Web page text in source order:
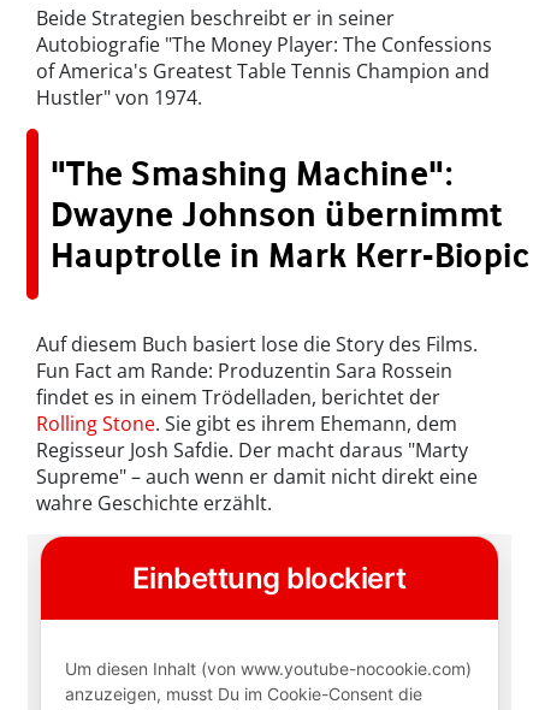
Beide Strategien beschreibt er in seiner
Autobiografie "The Money Player: The Confessions
of America's Greatest Table Tennis Champion and
Hustler" von 1974.
"The Smashing Machine":
Dwayne Johnson übernimmt
Hauptrolle in Mark Kerr-Biopic
Auf diesem Buch basiert lose die Story des Films.
Fun Fact am Rande: Produzentin Sara Rossein
findet es in einem Trödelladen, berichtet der
Rolling Stone. Sie gibt es ihrem Ehemann, dem
Regisseur Josh Safdie. Der macht daraus "Marty
Supreme" – auch wenn er damit nicht direkt eine
wahre Geschichte erzählt.